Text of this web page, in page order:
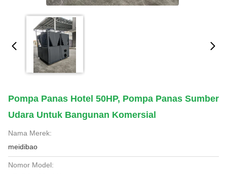
Pompa Panas Hotel 50HP, Pompa Panas Sumber
Udara Untuk Bangunan Komersial
Nama Merek:
meidibao
Nomor Model: